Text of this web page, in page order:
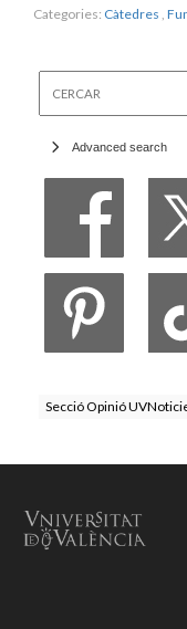
Categories: Càtedres
Advanced search
Secció Opinió